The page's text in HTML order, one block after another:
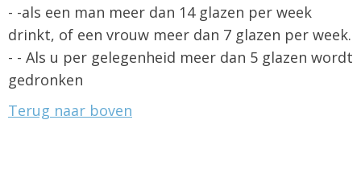
- -als een man meer dan 14 glazen per week
drinkt, of een vrouw meer dan 7 glazen per week.
- - Als u per gelegenheid meer dan 5 glazen wordt
gedronken
Terug naar boven